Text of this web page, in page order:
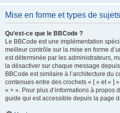
Mise en forme et types de sujets
Qu’est-ce que le BBCode ?
Le BBCode est une implémentation
meilleur contrôle sur la mise en forme
est déterminée par les administrateurs,
la désactiver sur chaque message
BBCode est similaire à l’architecture du
contenues entre des crochets « [ » et « ]
« > ». Pour plus d’informations à propos
guide qui est accessible depuis la page